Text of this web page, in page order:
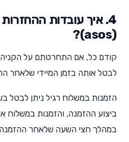
4. איך עובדות
(asos)?
קודם כל, אם התחרטתם על הקניה
לבטל אותה בזמן המיידי שלאחר
הזמנות במשלוח רגיל ניתן לבטל
ביצוע ההזמנה, והזמנות במשלוח
במהלך חצי השעה שלאחר